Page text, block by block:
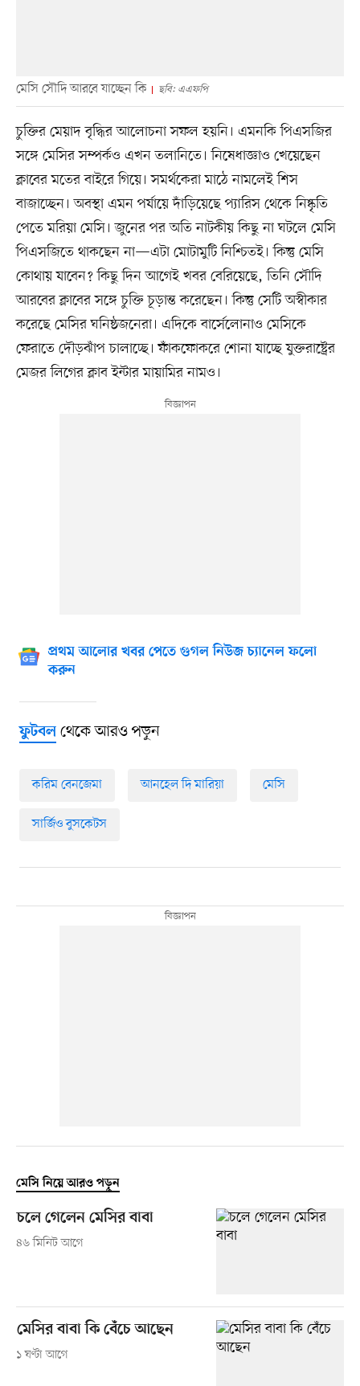
মেসি সৌদি আরবে যাচ্ছেন কি ছবি: এএফপি
চুক্তির মেয়াদ বৃদ্ধির আলোচনা সফল হয়নি। এমনকি পিএসজির
সঙ্গে মেসির সম্পর্কও এখন তলানিতে। নিষেধাজ্ঞাও খেয়েছেন
ক্লাবের মতের বাইরে গিয়ে। সমর্থকেরা মাঠে নামলেই শিস
বাজাচ্ছেন। অবস্থা এমন পর্যায়ে দাঁড়িয়েছে প্যারিস থেকে নিষ্কৃতি
পেতে মরিয়া মেসি। জুনের পর অতি নাটকীয় কিছু না ঘটলে মেসি
পিএসজিতে থাকছেন না—এটা মোটামুটি নিশ্চিতই। কিন্তু মেসি
কোথায় যাবেন? কিছু দিন আগেই খবর বেরিয়েছে, তিনি সৌদি
আরবের ক্লাবের সঙ্গে চুক্তি চূড়ান্ত করেছেন। কিন্তু সেটি অস্বীকার
করেছে মেসির ঘনিষ্ঠজনেরা। এদিকে বার্সেলোনাও মেসিকে
ফেরাতে দৌড়ঝাঁপ চালাচ্ছে। ফাঁকফোকরে শোনা যাচ্ছে যুক্তরাষ্ট্রের
মেজর লিগের ক্লাব ইন্টার মায়ামির নামও।
প্রথম আলোর খবর পেতে গুগল নিউজ চ্যানেল ফলো
করুন
ফুটবলথেকে আরও পড়ুন
করিম বেনজেমা আনহেল দি মারিয়া মেসি
সার্জিও বুসকেটস
মেসি নিয়ে আরও পড়ুন
চলে গেলেন মেসির বাবা
৪৬ মিনিট আগে
মেসির বাবা কি বেঁচে আছেন
১ ঘণ্টা আগে